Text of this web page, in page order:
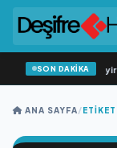
SON DAKİKA
“Düğün Şarkıcısı”
ANA SAYFA/